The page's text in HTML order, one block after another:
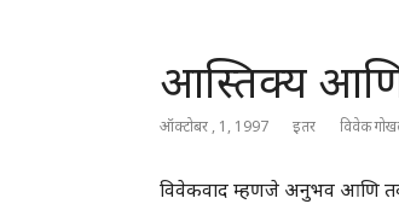
आस्तिक्य
ऑक्टोबर , 1, 1997 इतर विवेक
विवेकवाद म्हणजे अनुभव आणि